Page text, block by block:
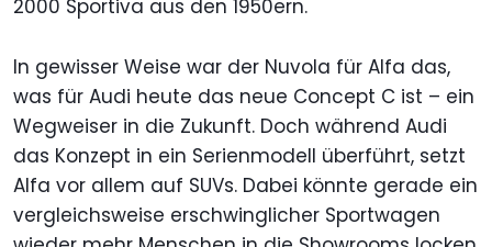
2000 Sportiva aus den 1950ern.
In gewisser Weise war der Nuvola für Alfa das,
was für Audi heute das neue Concept C ist – ein
Wegweiser in die Zukunft. Doch während Audi
das Konzept in ein Serienmodell überführt, setzt
Alfa vor allem auf SUVs. Dabei könnte gerade ein
vergleichsweise erschwinglicher Sportwagen